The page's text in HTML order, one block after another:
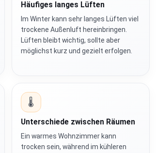
Häufiges langes Lüften
Im Winter kann sehr langes Lüften viel
trockene Außenluft hereinbringen.
Lüften bleibt wichtig, sollte aber
möglichst kurz und gezielt erfolgen.
🌡️
Unterschiede zwischen Räumen
Ein warmes Wohnzimmer kann
trocken sein, während im kühleren